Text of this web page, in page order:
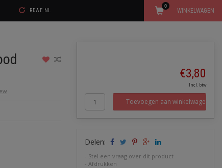
RDAE.NL WINKELWAGEN
0
€3,80
Incl. btw
Toevoegen aan winkelwagen
Delen:
- Stel een vraag over dit product
-Afdrukken